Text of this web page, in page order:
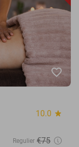
favorite_border
10.0 star
Regulier €75